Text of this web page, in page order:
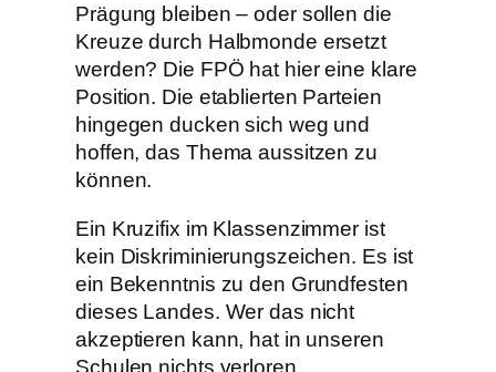
Prägung bleiben – oder sollen die
Kreuze durch Halbmonde ersetzt
werden? Die FPÖ hat hier eine klare
Position. Die etablierten Parteien
hingegen ducken sich weg und
hoffen, das Thema aussitzen zu
können.
Ein Kruzifix im Klassenzimmer ist
kein Diskriminierungszeichen. Es ist
ein Bekenntnis zu den Grundfesten
dieses Landes. Wer das nicht
akzeptieren kann, hat in unseren
Schulen nichts verloren.